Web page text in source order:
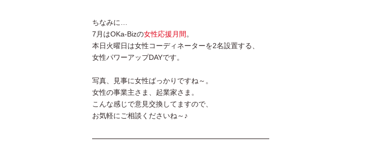
ちなみに…
7月はOKa-Bizの女性応援月間 。
本日火曜日は女性コーディネーターを2名設置する、
女性パワーアップDAYです。
写真、見事に女性ばっかりですね～。
女性の事業主さま、起業家さま。
こんな感じで意見交換してますので、
お気軽にご相談くださいね～♪
━━━━━━━━━━━━━━━━━━━━━━━━━